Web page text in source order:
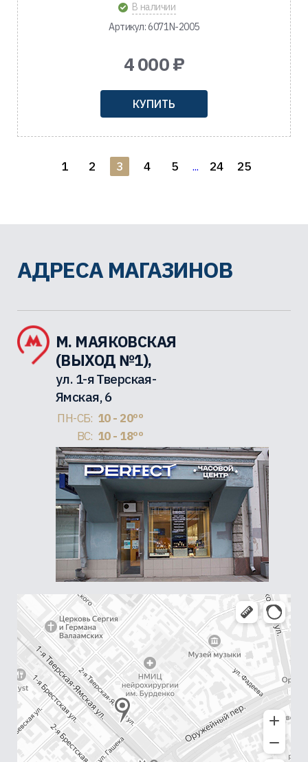
В наличии
Артикул: 6071N-2005
4 000 ₽
КУПИТЬ
1 2 3 4 5 ... 24 25
АДРЕСА МАГАЗИНОВ
М. МАЯКОВСКАЯ
(ВЫХОД №1),
ул. 1-я Тверская-
Ямская, 6
ПН-СБ: 10 - 20ºº
ВС: 10 - 18ºº